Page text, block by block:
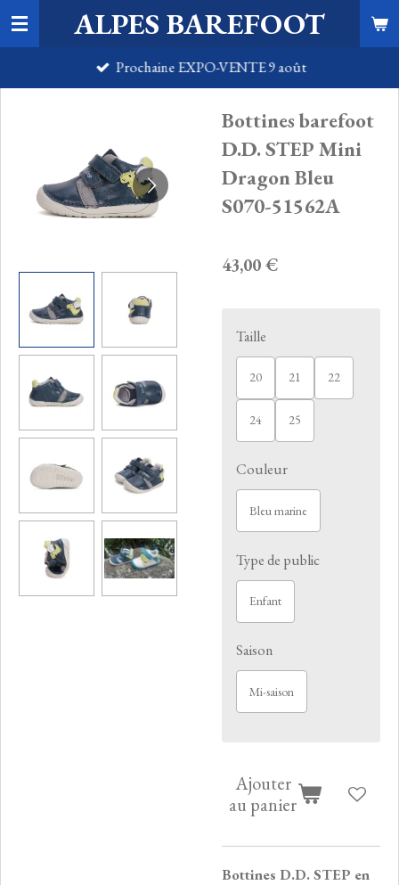
Passer
au
ALPES BAREFOOT
Prochaine EXPO-VENTE 9 août
Bottines barefoot
D.D. STEP Mini
Dragon Bleu
S070-51562A
43,00 €
Taille
20 21 22
24 25
Couleur
Bleu marine
Type de public
Enfant
Saison
Mi-saison
Ajouter
au panier
Bottines D.D. STEP en